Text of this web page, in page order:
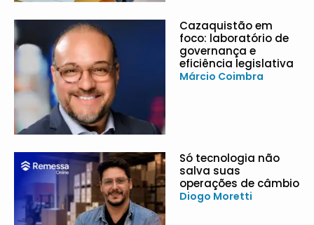
Cazaquistão em
foco: laboratório de
governança e
eficiência legislativa
Márcio Coimbra
Só tecnologia não
salva suas
operações de câmbio
Diogo Moretti